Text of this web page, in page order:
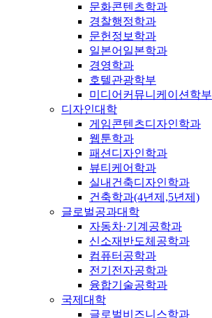
문화콘텐츠학과
경찰행정학과
문헌정보학과
일본어일본학과
경영학과
호텔관광학부
미디어커뮤니케이션학부
디자인대학
게임콘텐츠디자인학과
웹툰학과
패션디자인학과
뷰티케어학과
실내건축디자인학과
건축학과(4년제,5년제)
글로벌공과대학
자동차·기계공학과
신소재반도체공학과
컴퓨터공학과
전기전자공학과
융합기술공학과
국제대학
글로벌비즈니스학과